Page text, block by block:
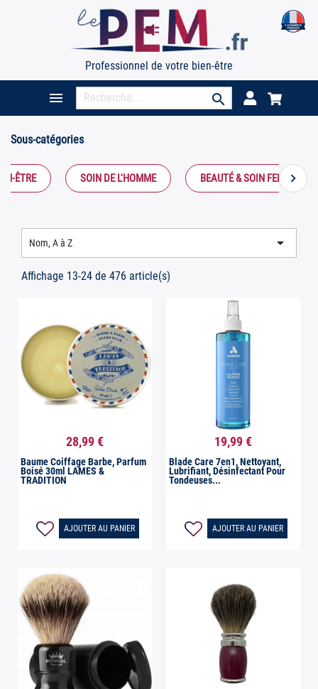
Professionnel de votre bien-être
 search
Sous-catégories
ÊTRE SOIN DE L'HOMME BEAUTÉ & SOIN FEMME
chevron_right
Nom, A à Z 
Affichage 13-24 de 476 article(s)
Aperçu rapide
28,99 €
Baume Coiffage Barbe, Parfum
Boisé 30ml LAMES &
TRADITION
AJOUTER AU PANIER
Aperçu rapide
19,99 €
Blade Care 7en1, Nettoyant,
Lubrifiant, Désinfectant Pour
Tondeuses...
AJOUTER AU PANIER